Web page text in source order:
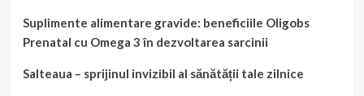
Suplimente alimentare gravide: beneficiile Oligobs
Prenatal cu Omega 3 în dezvoltarea sarcinii
Salteaua – sprijinul invizibil al sănătății tale zilnice